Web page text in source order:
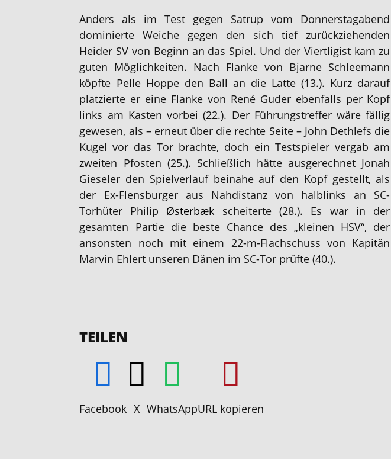
Anders als im Test gegen Satrup vom Donnerstagabend
dominierte Weiche gegen den sich tief zurückziehenden
Heider SV von Beginn an das Spiel. Und der Viertligist kam zu
guten Möglichkeiten. Nach Flanke von Bjarne Schleemann
köpfte Pelle Hoppe den Ball an die Latte (13.). Kurz darauf
platzierte er eine Flanke von René Guder ebenfalls per Kopf
links am Kasten vorbei (22.). Der Führungstreffer wäre fällig
gewesen, als – erneut über die rechte Seite – John Dethlefs die
Kugel vor das Tor brachte, doch ein Testspieler vergab am
zweiten Pfosten (25.). Schließlich hätte ausgerechnet Jonah
Gieseler den Spielverlauf beinahe auf den Kopf gestellt, als
der Ex-Flensburger aus Nahdistanz von halblinks an SC-
Torhüter Philip Østerbæk scheiterte (28.). Es war in der
gesamten Partie die beste Chance des „kleinen HSV“, der
ansonsten noch mit einem 22-m-Flachschuss von Kapitän
Marvin Ehlert unseren Dänen im SC-Tor prüfte (40.).
TEILEN
Facebook X WhatsAppURL kopieren